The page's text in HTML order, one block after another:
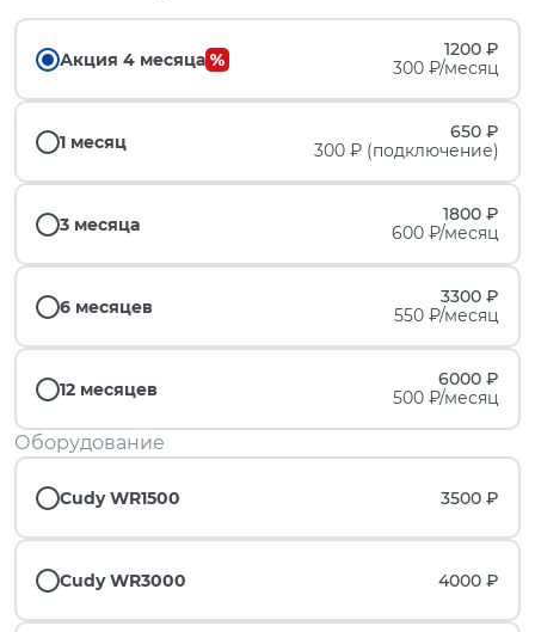
Акция 4 месяца
1200 ₽
300 ₽/месяц
1 месяц
650 ₽
300 ₽ (подключение)
3 месяца
1800 ₽
600 ₽/месяц
6 месяцев
3300 ₽
550 ₽/месяц
12 месяцев
6000 ₽
500 ₽/месяц
Оборудование
Cudy WR1500 3500 ₽
Cudy WR3000 4000 ₽